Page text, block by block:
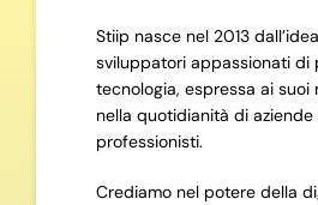
Stiip nasce nel 2013
sviluppatori appassionati di
tecnologia, espressa ai suoi
nella quotidianità di
professionisti.
Crediamo nel potere della